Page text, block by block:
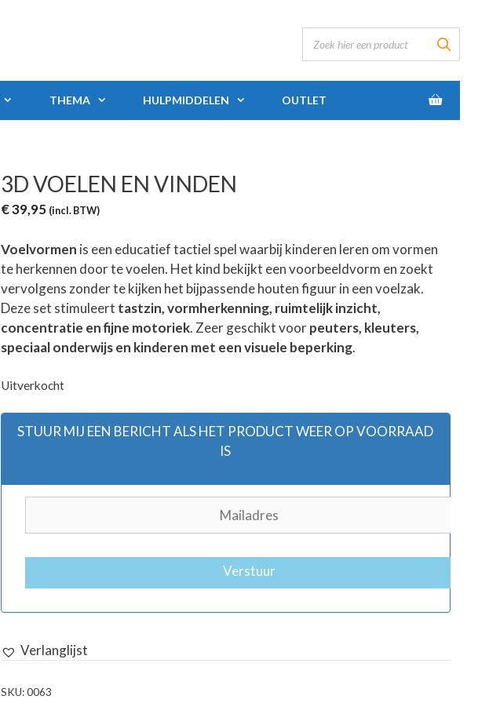
THEMA HULPMIDDELEN OUTLET
3D VOELEN EN VINDEN
€39,95 (incl. BTW)
Voelvormen is een educatief tactiel spel waarbij kinderen leren om vormen
te herkennen door te voelen. Het kind bekijkt een voorbeeldvorm en zoekt
vervolgens zonder te kijken het bijpassende houten figuur in een voelzak.
Deze set stimuleert tastzin, vormherkenning, ruimtelijk inzicht,
concentratie en fijne motoriek. Zeer geschikt voorpeuters, kleuters,
speciaal onderwijs en kinderen met een visuele beperking.
Uitverkocht
STUUR MIJ EEN BERICHT ALS HET PRODUCT WEER OP VOORRAAD
IS
Verstuur
Verlanglijst
SKU:0063